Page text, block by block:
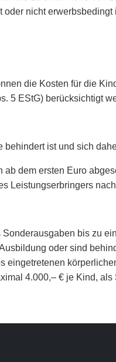
nicht erwerbsbedingt
die Kosten für die
5 EStG) berücksichtigt
behindert ist und sich
ab dem ersten Euro
Leistungserbringers
bis zu
oder sind
eingetretenen
4.000,– € je Kind,